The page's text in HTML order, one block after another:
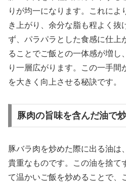
りが均一になります。これによ
き上がり、余分な脂も程よく抜
ず、パラパラとした食感に仕上
ることでご飯との一体感が増し
り一層広がります。この一手間
を大きく向上させる秘訣です。
豚肉の旨味を含んだ油で
豚バラ肉を炒めた際に出る油は
貴重なものです。この油を捨て
て温かいご飯を炒めることで、